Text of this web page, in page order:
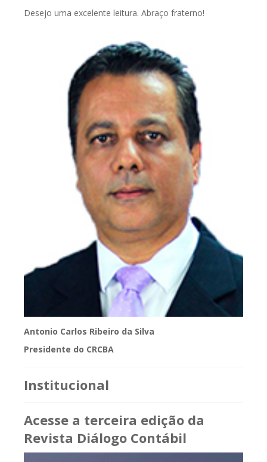
Desejo uma excelente leitura. Abraço fraterno!
Antonio Carlos Ribeiro da Silva
Presidente do CRCBA
Institucional
Acesse a terceira edição da
Revista Diálogo Contábil